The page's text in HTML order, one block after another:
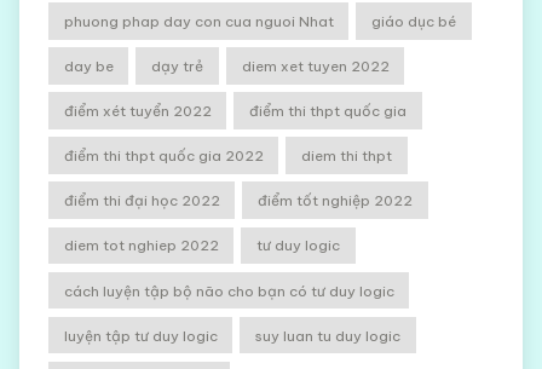
phuong phap day con cua nguoi Nhat giáo dục bé
day be dạy trẻ diem xet tuyen 2022
điểm xét tuyển 2022 điểm thi thpt quốc gia
điểm thi thpt quốc gia 2022 diem thi thpt
điểm thi đại học 2022 điểm tốt nghiệp 2022
diem tot nghiep 2022 tư duy logic
cách luyện tập bộ não cho bạn có tư duy logic
luyện tập tư duy logic suy luan tu duy logic